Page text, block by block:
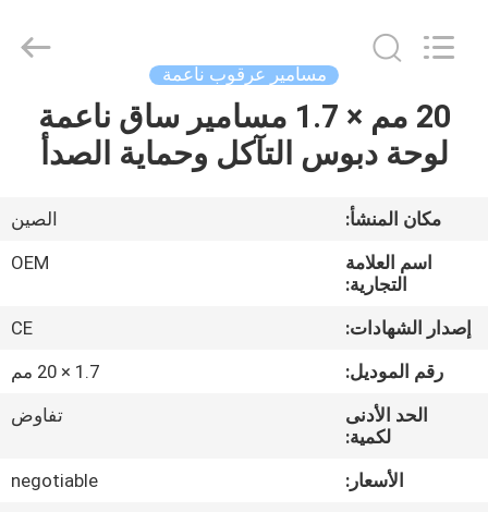
الصفحة
الرئيسية
منتجات
معلومات
عنا
جولة
المعمل
Business
License.
Reserved.
مسامير عرقوب ناعمة
20 مم × 1.7 مسامير ساق ناعمة
لوحة دبوس التآكل وحماية الصدأ
مكان المنشأ:
الصين
اسم العلامة
التجارية:
OEM
إصدار الشهادات:
CE
رقم الموديل:
1.7 × 20 مم
الحد الأدنى
لكمية:
تفاوض
الأسعار:
negotiable